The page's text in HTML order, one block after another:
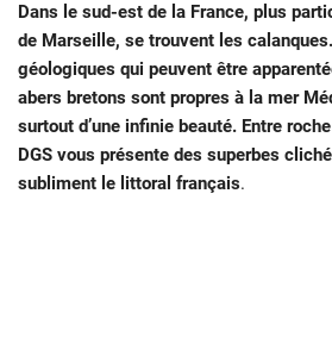
Dans le sud-est de la France, plus
de Marseille, se trouvent les
géologiques qui peuvent être
abers bretons sont propres à la mer
surtout d’une infinie beauté. Entre
DGS vous présente des superbes
subliment le littoral français.